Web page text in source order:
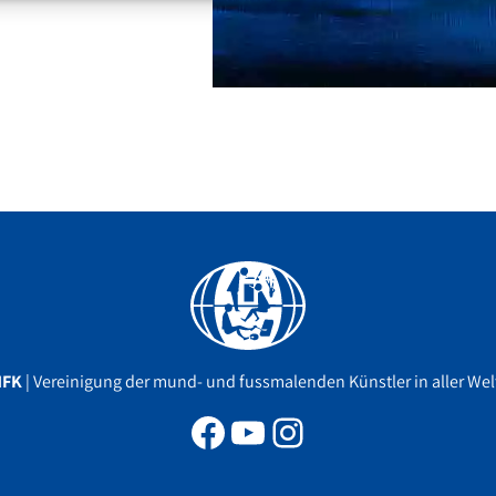
| Vereinigung der mund- und fussmalenden Künstler in aller
Facebook
YouTube
Instagram